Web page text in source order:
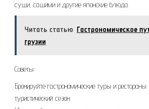
суши, сашими и другие японские блюда.
Читать статью Гастрономическое
грузии
Советы:
Бронируйте гастрономические туры и рестораны
туристический сезон.